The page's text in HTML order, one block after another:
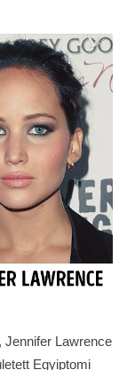
Jennifer Lawrence
Egyiptomi